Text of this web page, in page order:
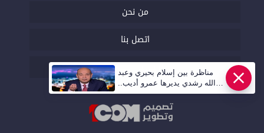
من نحن
اتصل بنا
السياسة التحريرية
مناظرة بين إسلام بحيري وعبد
الله رشدي يديرها عمرو أديب..
قريبا | أهل مصر